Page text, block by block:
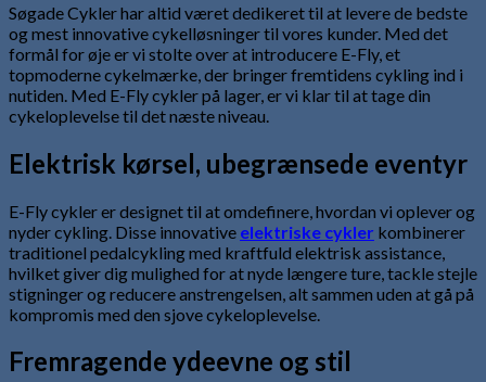
Søgade Cykler har altid været dedikeret til at levere de bedste
og mest innovative cykelløsninger til vores kunder. Med det
formål for øje er vi stolte over at introducere E-Fly, et
topmoderne cykelmærke, der bringer fremtidens cykling ind i
nutiden. Med E-Fly cykler på lager, er vi klar til at tage din
cykeloplevelse til det næste niveau.
Elektrisk kørsel, ubegrænsede eventyr
E-Fly cykler er designet til at omdefinere, hvordan vi oplever og
nyder cykling. Disse innovative elektriske cykler kombinerer
traditionel pedalcykling med kraftfuld elektrisk assistance,
hvilket giver dig mulighed for at nyde længere ture, tackle stejle
stigninger og reducere anstrengelsen, alt sammen uden at gå på
kompromis med den sjove cykeloplevelse.
Fremragende ydeevne og stil